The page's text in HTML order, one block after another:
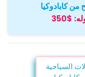
من كابادوكيا
$350
السياحية